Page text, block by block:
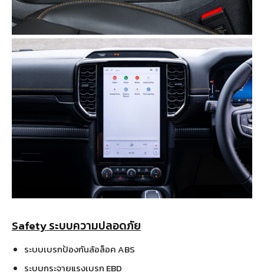
Safety ระบบความปลอดภัย
ระบบเบรกป้องกันล้อล็อค ABS
ระบบกระจายแรงเบรก EBD